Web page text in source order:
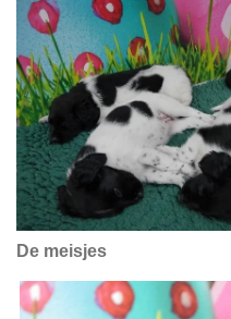
De meisjes